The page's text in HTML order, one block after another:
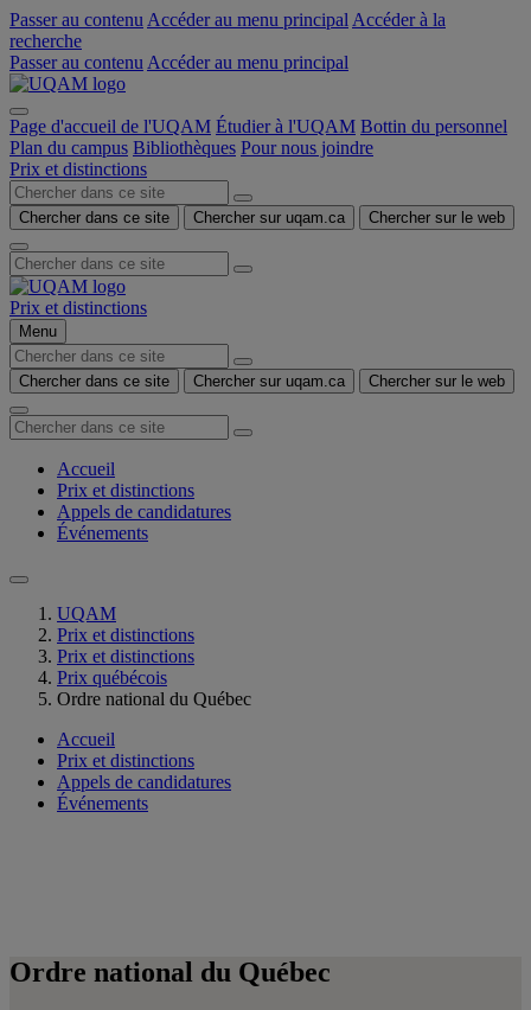
Passer au contenu Accéder au menu principal Accéder à la
recherche
Passer au contenu Accéder au menu principal
Page d'accueil de l'UQAM Étudier à l'UQAM Bottin du personnel
Plan du campus Bibliothèques Pour nous joindre
Prix et distinctions
Chercher dans ce site Chercher sur uqam.ca Chercher sur le web
Prix et distinctions
Menu
Chercher dans ce site Chercher sur uqam.ca Chercher sur le web
Accueil
Prix et distinctions
Appels de candidatures
Événements
UQAM
Prix et distinctions
Prix et distinctions
Prix québécois
Ordre national du Québec
Accueil
Prix et distinctions
Appels de candidatures
Événements
Ordre national du Québec